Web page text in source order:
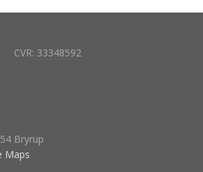
CVR: 33348592​
Bryrup
Maps​